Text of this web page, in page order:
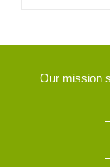
Our mission